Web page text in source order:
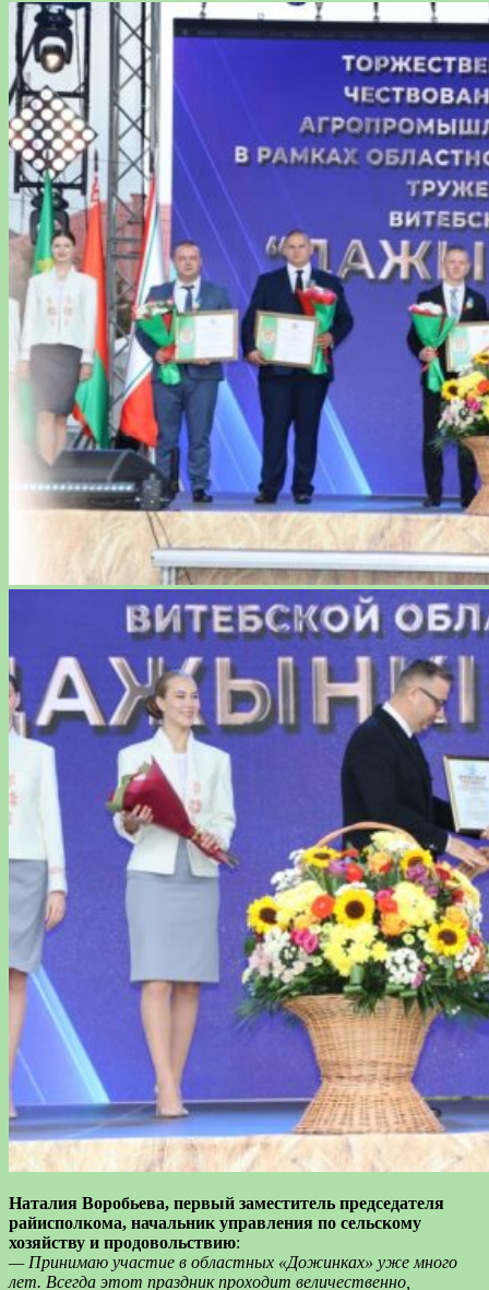
Наталия Воробьева, первый заместитель председателя
райисполкома, начальник управления по сельскому
хозяйству и продовольствию:
— Принимаю участие в областных «Дожинках» уже много
лет. Всегда этот праздник проходит величественно